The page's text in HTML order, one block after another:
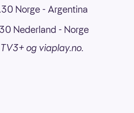
Norge - Argentina
Nederland - Norge
og viaplay.no.